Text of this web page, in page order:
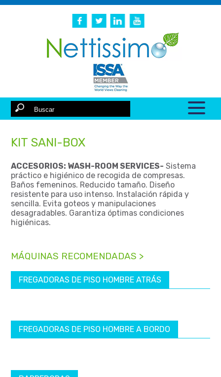
KIT SANI-BOX
ACCESORIOS: WASH-ROOM SERVICES- Sistema
práctico e higiénico de recogida de compresas.
Baños femeninos. Reducido tamaño. Diseño
resistente para uso intenso. Instalación rápida y
sencilla. Evita goteos y manipulaciones
desagradables. Garantiza óptimas condiciones
higiénicas.
MÁQUINAS RECOMENDADAS >
FREGADORAS DE PISO HOMBRE ATRÁS
FREGADORAS DE PISO HOMBRE A BORDO